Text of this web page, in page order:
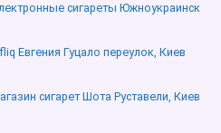
сигареты Южноукраинск
Евгения Гуцало переулок, Киев
сигарет Шота Руставели, Киев